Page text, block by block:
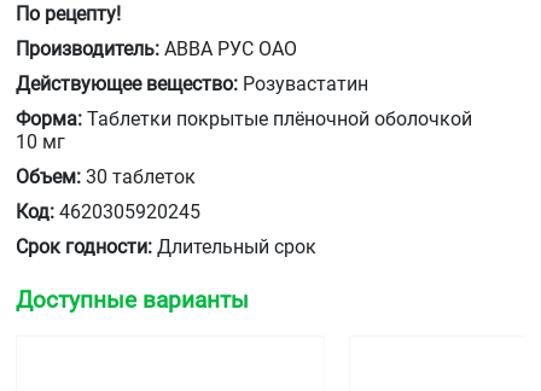
По рецепту!
Производитель: АВВА РУС ОАО
Действующее вещество: Розувастатин
Форма: Таблетки покрытые плёночной оболочкой
10 мг
Объем: 30 таблеток
Код: 4620305920245
Срок годности: Длительный срок
Доступные варианты